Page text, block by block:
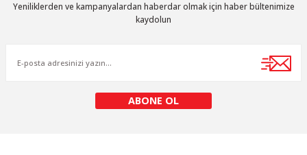
Ürün açıklamasında eksik bilgiler bulunuyor.
Yeniliklerden ve kampanyalardan haberdar olmak için haber bültenimize
kaydolun
ABONE OL